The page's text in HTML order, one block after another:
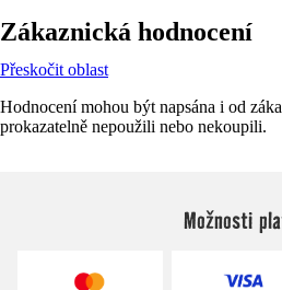
Zákaznická hodnocení
Přeskočit oblast
Hodnocení mohou být napsána i od
prokazatelně nepoužili nebo nekoupili.
Možnosti